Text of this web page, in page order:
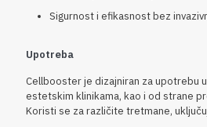
Sigurnost i efikasnost bez
Upotreba
Cellbooster je dizajniran za upotrebu
estetskim klinikama, kao i od strane
Koristi se za različite tretmane,